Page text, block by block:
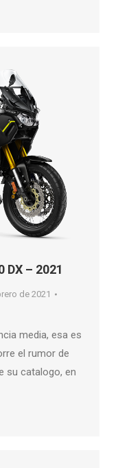
DX – 2021
de 2021
media, esa es
el rumor de
su catalogo, en